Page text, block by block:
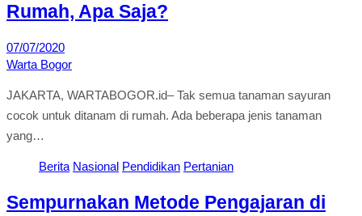
Rumah, Apa Saja?
07/07/2020
Warta Bogor
JAKARTA, WARTABOGOR.id– Tak semua tanaman sayuran
cocok untuk ditanam di rumah. Ada beberapa jenis tanaman
yang…
Berita Nasional Pendidikan Pertanian
Sempurnakan Metode Pengajaran di